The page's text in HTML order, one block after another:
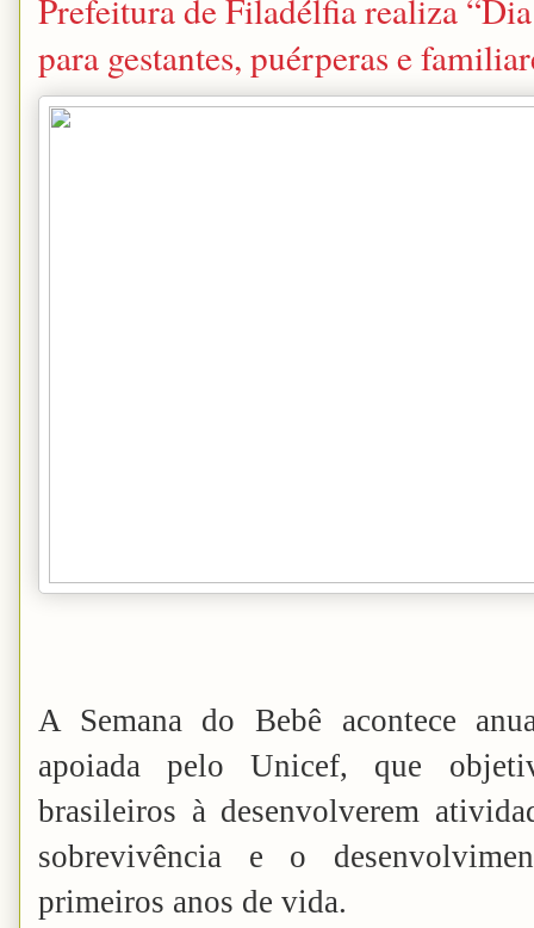
Prefeitura de Filadélfia realiza
para gestantes, puérperas e
A Semana do Bebê acontece
apoiada pelo Unicef, que
brasileiros à desenvolverem
sobrevivência e o
primeiros anos de vida.